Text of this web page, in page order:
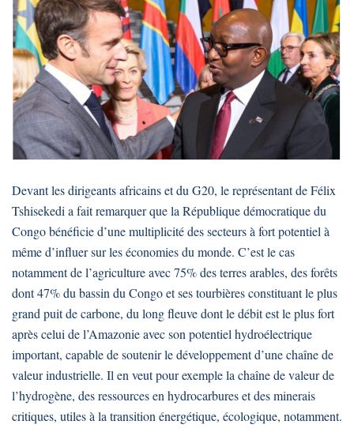
Devant les dirigeants africains et du G20, le représentant de Félix
Tshisekedi a fait remarquer que la République démocratique du
Congo bénéficie d’une multiplicité des secteurs à fort potentiel à
même d’influer sur les économies du monde. C’est le cas
notamment de l’agriculture avec 75% des terres arables, des forêts
dont 47% du bassin du Congo et ses tourbières constituant le plus
grand puit de carbone, du long fleuve dont le débit est le plus fort
après celui de l’Amazonie avec son potentiel hydroélectrique
important, capable de soutenir le développement d’une chaîne de
valeur industrielle. Il en veut pour exemple la chaîne de valeur de
l’hydrogène, des ressources en hydrocarbures et des minerais
critiques, utiles à la transition énergétique, écologique, notamment.